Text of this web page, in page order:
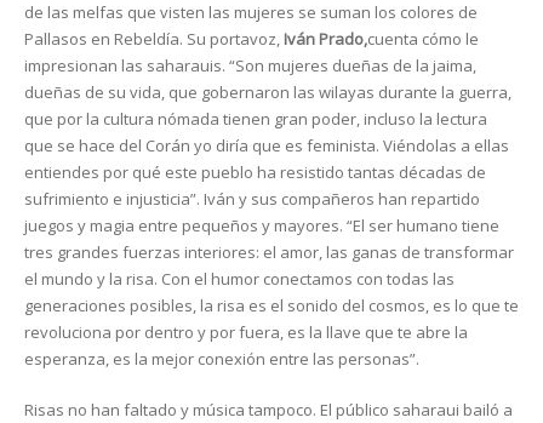
de las melfas que visten las mujeres se suman los colores de
Pallasos en Rebeldía. Su portavoz, Iván Prado,cuenta cómo le
impresionan las saharauis. “Son mujeres dueñas de la jaima,
dueñas de su vida, que gobernaron las wilayas durante la guerra,
que por la cultura nómada tienen gran poder, incluso la lectura
que se hace del Corán yo diría que es feminista. Viéndolas a ellas
entiendes por qué este pueblo ha resistido tantas décadas de
sufrimiento e injusticia”. Iván y sus compañeros han repartido
juegos y magia entre pequeños y mayores. “El ser humano tiene
tres grandes fuerzas interiores: el amor, las ganas de transformar
el mundo y la risa. Con el humor conectamos con todas las
generaciones posibles, la risa es el sonido del cosmos, es lo que te
revoluciona por dentro y por fuera, es la llave que te abre la
esperanza, es la mejor conexión entre las personas”.
Risas no han faltado y música tampoco. El público saharaui bailó a